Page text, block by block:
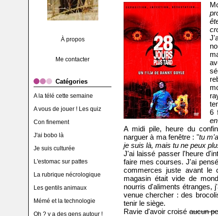
À propos
Me contacter
Catégories
A la télé cette semaine
A vous de jouer ! Les quiz
Con finement
J'ai bobo là
Je suis culturée
L'estomac sur pattes
La rubrique nécrologique
Les gentils animaux
Mémé et la technologie
Oh ? y a des gens autour !
6
A midi pile, heure du
narguer à ma fenêtre : "tu
je suis là, mais tu ne peux
J'ai laissé passer l'heure
faire mes courses. J'ai
commerces juste avant le
magasin était vide de
nourris d'aliments étranges,
venue chercher : des
tenir le siège.
Ravie d'avoir croiséaucun